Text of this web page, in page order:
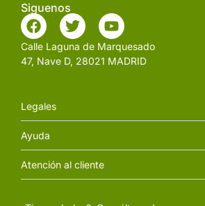
Siguenos
Calle Laguna de Marquesado
47, Nave D, 28021 MADRID
Legales
Ayuda
Atención al cliente